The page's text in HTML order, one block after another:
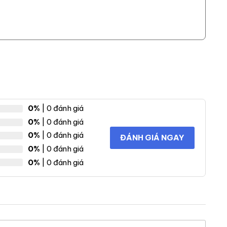
ưu tiên hàng đầu của bạn, gạch ốp lát Taicera
mẫu mã sản phẩm luôn được cập nhật thường
0% | 0 đánh giá
0% | 0 đánh giá
0% | 0 đánh giá
0% | 0 đánh giá
0% | 0 đánh giá
ĐÁNH GIÁ NGAY